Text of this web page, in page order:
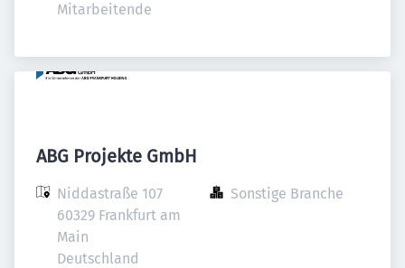
Mitarbeitende
ABG Projekte GmbH
Niddastraße 107
60329 Frankfurt am
Main
Deutschland
Sonstige Branche